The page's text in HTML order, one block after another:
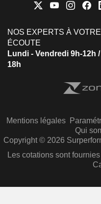
NOS EXPERTS À VOTRE
ÉCOUTE
Lundi - Vendredi 9h-12h
18h
Mentions légales
Qui
Copyright © 2026
Les cotations sont